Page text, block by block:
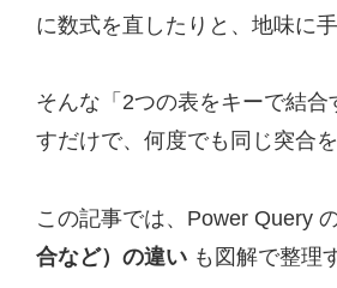
に数式を直したりと、地味に
そんな「2つの表をキーで結
すだけで、何度でも同じ突合
この記事では、Power Query
合など）の違い も図解で整理